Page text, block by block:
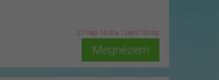
27nap14óra 1perc 8 mp
Megnézem